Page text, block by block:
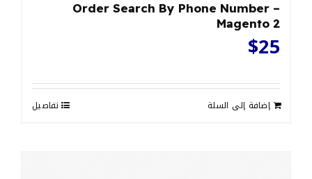
Order Search By Phone Number –
Magento 2
$25
إضافة إلى السلة تفاصيل